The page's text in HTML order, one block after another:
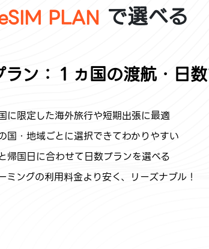
PLAN で選べる
ラン：１ヵ国の渡航・日
限定した海外旅行や短期出張に最適
・地域ごとに選択できてわかりやすい
国日に合わせて日数プランを選べる
ングの利用料金より安く、リーズナブル！